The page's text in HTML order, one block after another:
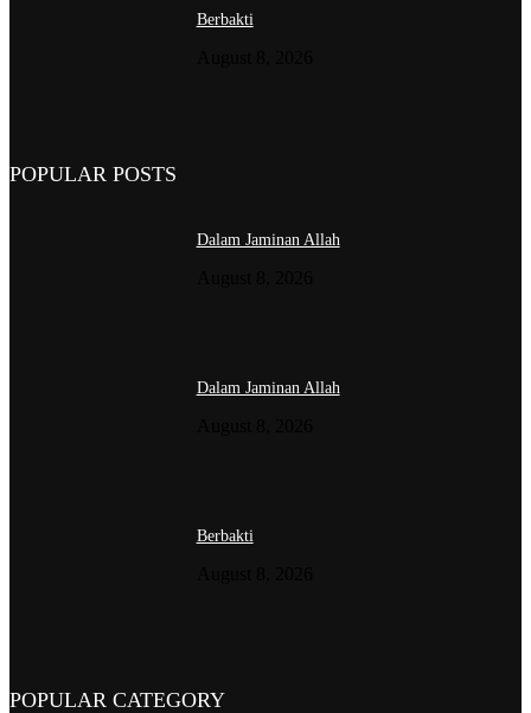
Berbakti
POPULAR POSTS
Dalam Jaminan Allah
Dalam Jaminan Allah
Berbakti
POPULAR CATEGORY